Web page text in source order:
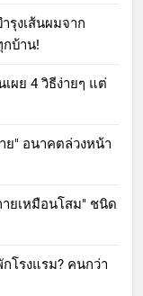
รุงเส้นผมจาก
บ้าน!
ผย 4 วิธีง่ายๆ แต่
ย" อนาคตล่วงหน้า
ยเหมือนโสม" ชนิด
โรงแรม? คนกว่า